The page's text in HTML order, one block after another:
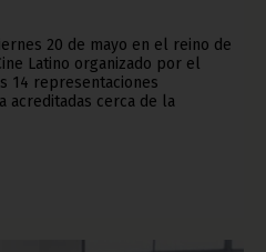
20 de mayo en el reino de
Latino organizado por el
14 representaciones
acreditadas cerca de la